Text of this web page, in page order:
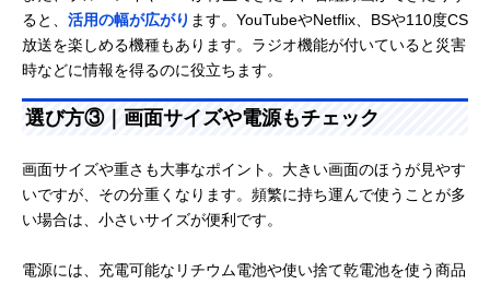
ると、 活用の幅が広がり ます。YouTubeやNetflix、BSや110度CS
放送を楽しめる機種もあります。ラジオ機能が付いていると災害
時などに情報を得るのに役立ちます。
選び方③｜画面サイズや電源もチェック
画面サイズや重さも大事なポイント。大きい画面のほうが見やす
いですが、その分重くなります。頻繁に持ち運んで使うことが多
い場合は、小さいサイズが便利です。
電源には、充電可能なリチウム電池や使い捨て乾電池を使う商品